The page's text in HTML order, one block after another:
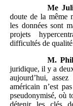
Me
doute de la même
les données sont
projets
difficultés de
M.
juridique, il y a
aujourd’hui,
américain n’est
pseudonymisé, où